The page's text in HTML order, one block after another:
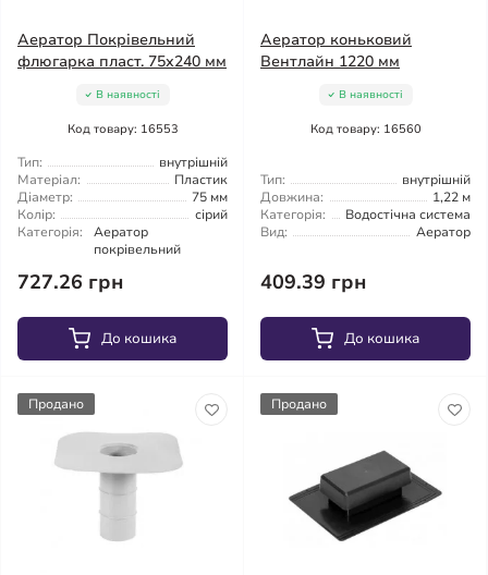
Аератор Покрівельний
флюгарка пласт. 75х240 мм
В наявності
Код товару: 16553
Тип:
внутрішній
Матеріал:
Пластик
Діаметр:
75 мм
Колір:
сірий
Категорія:
Аератор
покрівельний
727.26 грн
До кошика
Аератор коньковий
Вентлайн 1220 мм
В наявності
Код товару: 16560
Тип:
внутрішній
Довжина:
1,22 м
Категорія:
Водостічна система
Вид:
Аератор
409.39 грн
До кошика
Продано Продано